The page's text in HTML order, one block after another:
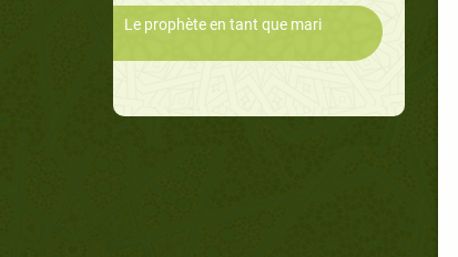
Le prophète en tant que mari